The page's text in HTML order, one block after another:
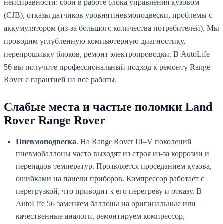
неисправности: сбои в работе блока управления кузовом
(CJB), отказы датчиков уровня пневмоподвески, проблемы с
аккумулятором (из-за большого количества потребителей). Мы
проводим углубленную компьютерную диагностику,
перепрошивку блоков, ремонт электропроводки. В AutoLife
56 вы получите профессиональный подход к ремонту Range
Rover с гарантией на все работы.
Слабые места и частые поломки Land
Rover Range Rover
Пневмоподвеска. На Range Rover III–V поколений
пневмобаллоны часто выходят из строя из-за коррозии и
перепадов температур. Проявляется проседанием кузова,
ошибками на панели приборов. Компрессор работает с
перегрузкой, что приводит к его перегреву и отказу. В
AutoLife 56 заменяем баллоны на оригинальные или
качественные аналоги, ремонтируем компрессор,